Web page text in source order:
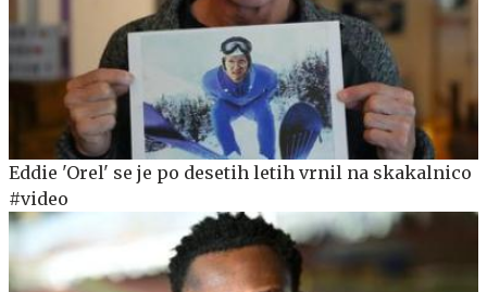
Eddie 'Orel' se je po desetih letih vrnil na skakalnico
#video